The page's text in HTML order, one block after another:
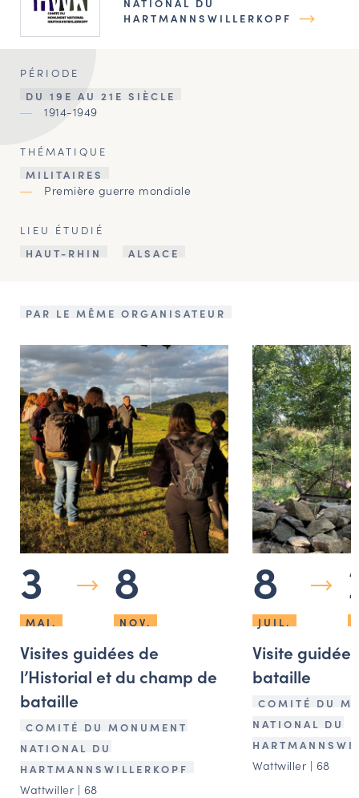
HARTMANNSWILLERKOPF
PÉRIODE
DU 19E AU 21E SIÈCLE
1914-1949
THÉMATIQUE
MILITAIRES
Première guerre mondiale
LIEU ÉTUDIÉ
HAUT-RHIN
ALSACE
PAR LE MÊME ORGANISATEUR
3
MAI.
8
NOV.
Visites guidées de
l’Historial et du champ de
bataille
COMITÉ DU MONUMENT
NATIONAL DU
HARTMANNSWILLERKOPF
Wattwiller | 68
8
JUIL.
Visite guidée
bataille
COMITÉ DU
NATIONAL DU
Wattwiller | 68